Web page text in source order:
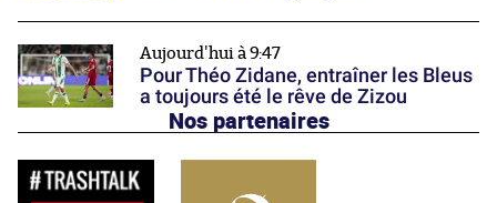
Aujourd'hui à 9:47
Pour Théo Zidane, entraîner les Bleus
a toujours été le rêve de Zizou
Nos partenaires